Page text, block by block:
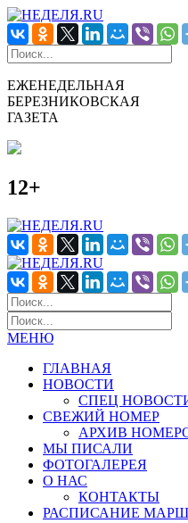
ЕЖЕНЕДЕЛЬНАЯ
БЕРЕЗНИКОВСКАЯ
ГАЗЕТА
12+
МЕНЮ
ГЛАВНАЯ
НОВОСТИ
СПЕЦ
СВЕЖИЙ НОМЕР
АРХИВ
МЫ ПИСАЛИ
ФОТОГАЛЕРЕЯ
О НАС
КОНТАКТЫ
РАСПИСАНИЕ